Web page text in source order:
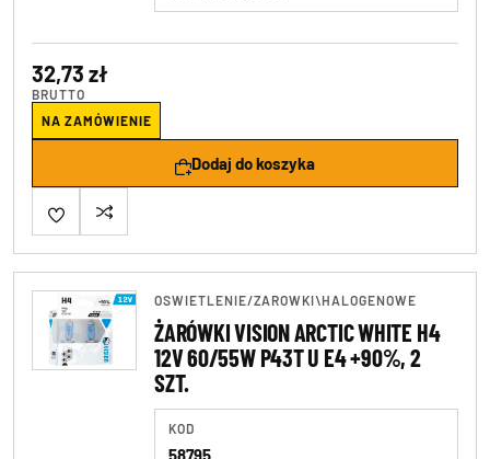
32,73 zł
BRUTTO
NA ZAMÓWIENIE
Dodaj do koszyka
OSWIETLENIE/ZAROWKI\HALOGENOWE
ŻARÓWKI VISION ARCTIC WHITE H4
12V 60/55W P43T U E4 +90%, 2
SZT.
KOD
58795